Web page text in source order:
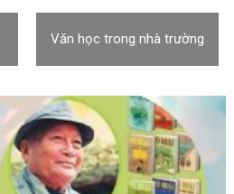
Văn học trong nhà trường